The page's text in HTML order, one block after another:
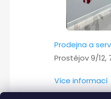
Prodejna a
Prostějov 9/12,
Více informací